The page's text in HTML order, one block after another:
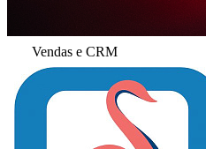
Vendas e CRM